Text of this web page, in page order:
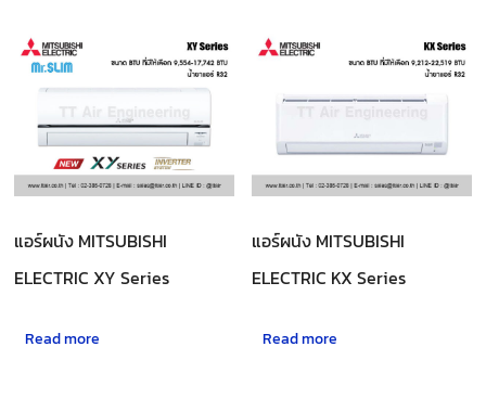
แอร์ผนัง MITSUBISHI
ELECTRIC XY Series
Read more
แอร์ผนัง MITSUBISHI
ELECTRIC KX Series
Read more